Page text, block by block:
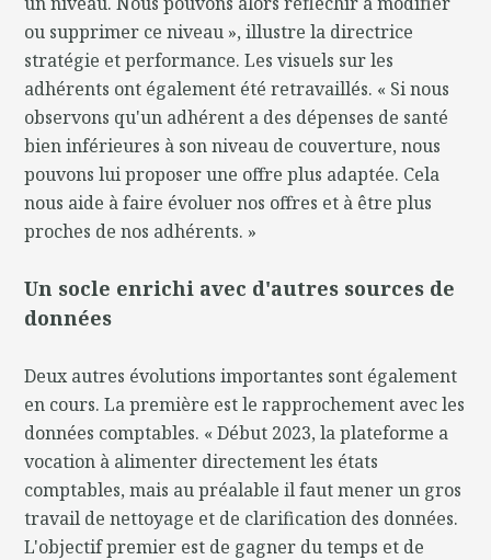
ou supprimer ce niveau », illustre la directrice
stratégie et performance. Les visuels sur les
adhérents ont également été retravaillés. « Si nous
observons qu'un adhérent a des dépenses de santé
bien inférieures à son niveau de couverture, nous
pouvons lui proposer une offre plus adaptée. Cela
nous aide à faire évoluer nos offres et à être plus
proches de nos adhérents. »
Un socle enrichi avec d'autres sources de
données
Deux autres évolutions importantes sont également
en cours. La première est le rapprochement avec les
données comptables. « Début 2023, la plateforme a
vocation à alimenter directement les états
comptables, mais au préalable il faut mener un gros
travail de nettoyage et de clarification des données.
L'objectif premier est de gagner du temps et de